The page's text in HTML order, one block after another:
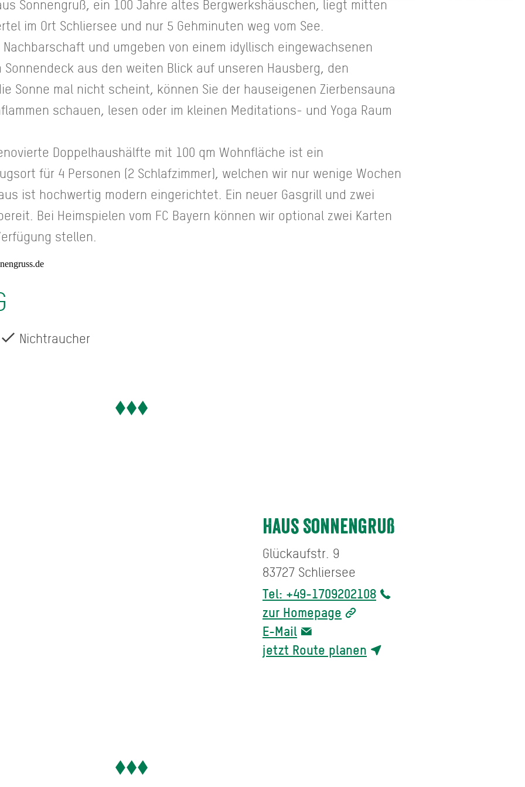
Sonnengruß, ein 100 Jahre altes Bergwerkshäuschen, liegt mitten
im Ort Schliersee und nur 5 Gehminuten weg vom See.
und umgeben von einem idyllisch eingewachsenen
Sonnendeck aus den weiten Blick auf unseren Hausberg, den
Sonne mal nicht scheint, können Sie der hauseigenen Zierbensauna
schauen, lesen oder im kleinen Meditations- und Yoga Raum
Doppelhaushälfte mit 100 qm Wohnfläche ist ein
für 4 Personen (2 Schlafzimmer), welchen wir nur wenige Wochen
ist hochwertig modern eingerichtet. Ein neuer Gasgrill und zwei
Bei Heimspielen vom FC Bayern können wir optional zwei Karten
stellen.
Nichtraucher
Haus Sonnengruß
Glückaufstr. 9
83727 Schliersee
Tel: +49-1709202108
zur Homepage
E-Mail
jetzt Route planen